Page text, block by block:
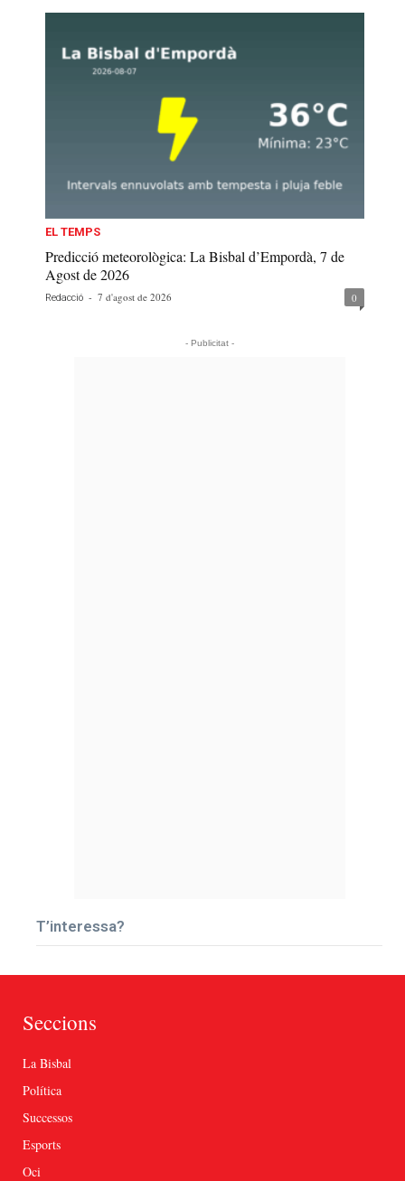
EL TEMPS
Predicció meteorològica: La Bisbal d’Empordà, 7 de
Agost de 2026
Redacció - 7 d'agost de 2026 0
- Publicitat -
T’interessa?
Seccions
La Bisbal
Política
Successos
Esports
Oci